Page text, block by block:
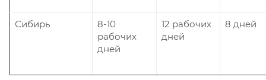
Сибирь
8-10
рабочих
дней
12 рабочих
дней
8 дней